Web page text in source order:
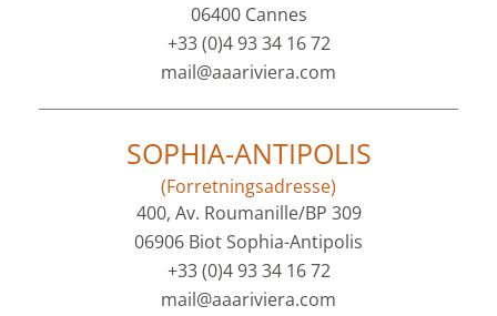
06400 Cannes
+33 (0)4 93 34 16 72
mail@aaariviera.com
SOPHIA-ANTIPOLIS
(Forretningsadresse)
400, Av. Roumanille/BP 309
06906 Biot Sophia-Antipolis
+33 (0)4 93 34 16 72
mail@aaariviera.com